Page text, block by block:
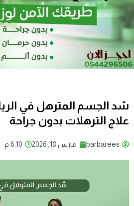
شد الجسم المترهل في
علاج الترهلات بدون جراحة
barbarees مارس 18, 2026 6:10 م